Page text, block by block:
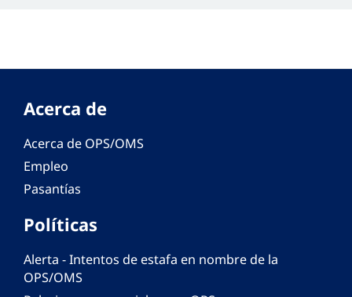
Acerca de
Acerca de OPS/OMS
Empleo
Pasantías
Políticas
Alerta - Intentos de estafa en nombre de la
OPS/OMS